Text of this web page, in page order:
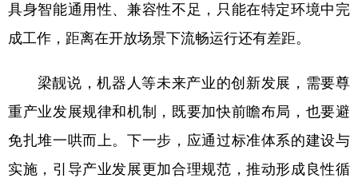
具身智能通用性、兼容性不足，只能在特定环境中完
成工作，距离在开放场景下流畅运行还有差距。
梁靓说，机器人等未来产业的创新发展，需要尊
重产业发展规律和机制，既要加快前瞻布局，也要避
免扎堆一哄而上。下一步，应通过标准体系的建设与
实施，引导产业发展更加合理规范，推动形成良性循